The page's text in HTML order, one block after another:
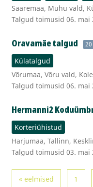
Saaremaa, Muhu vald,
Talgud toimusid 06. mai
Oravamäe talgud 20
Külatalgud
Võrumaa, Võru vald,
Talgud toimusid 06. mai
Hermanni2
Korteriühistud
Harjumaa, Tallinn,
Talgud toimusid 03. mai
« eelmised 1